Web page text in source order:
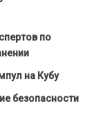
по
на Кубу
безопасности